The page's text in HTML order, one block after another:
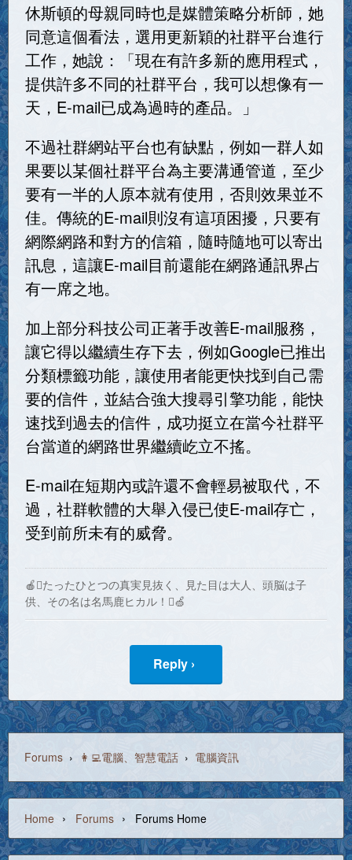
休斯頓的母親同時也是媒體策略分析師，她
同意這個看法，選用更新穎的社群平台進行
工作，她說：「現在有許多新的應用程式，
提供許多不同的社群平台，我可以想像有一
天，E-mail已成為過時的產品。」
不過社群網站平台也有缺點，例如一群人如
果要以某個社群平台為主要溝通管道，至少
要有一半的人原本就有使用，否則效果並不
佳。傳統的E-mail則沒有這項困擾，只要有
網際網路和對方的信箱，隨時隨地可以寄出
訊息，這讓E-mail目前還能在網路通訊界占
有一席之地。
加上部分科技公司正著手改善E-mail服務，
讓它得以繼續生存下去，例如Google已推出
分類標籤功能，讓使用者能更快找到自己需
要的信件，並結合強大搜尋引擎功能，能快
速找到過去的信件，成功挺立在當今社群平
台當道的網路世界繼續屹立不搖。
E-mail在短期內或許還不會輕易被取代，不
過，社群軟體的大舉入侵已使E-mail存亡，
受到前所未有的威脅。
🍎たったひとつの真実見抜く、見た目は大人、頭脳は子
供、その名は名馬鹿ヒカル！🍏
Reply ›
Forums › 👩‍💻電腦、智慧電話 › 電腦資訊
Home › Forums › Forums Home